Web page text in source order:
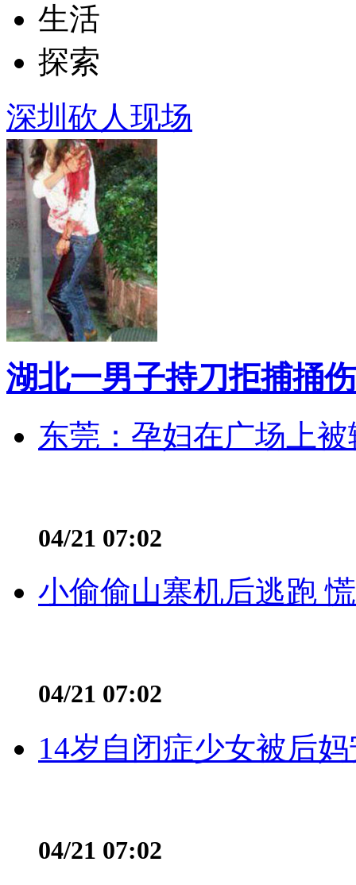
生活
探索
深圳砍人现场
湖北一男子持刀拒捕捅
东莞：孕妇在广场上
04/21 07:02
小偷偷山寨机后逃跑
04/21 07:02
14岁自闭症少女被后
04/21 07:02